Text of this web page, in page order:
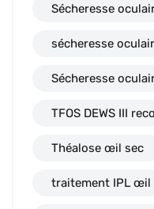
Sécheresse
sécheresse
Sécheresse
TFOS DEWS III
Théalose œil sec
traitement IPL œil